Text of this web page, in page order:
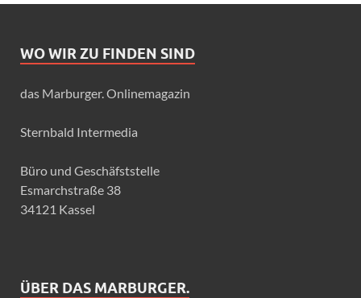
WO WIR ZU FINDEN SIND
das Marburger. Onlinemagazin
Sternbald Intermedia
Büro und Geschäfststelle
Esmarchstraße 38
34121 Kassel
ÜBER DAS MARBURGER.